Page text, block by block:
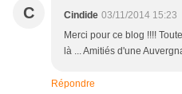
C Cindide 03/11/2014 15:23
Merci pour ce blog !!!!
là ... Amitiés d'une
Répondre